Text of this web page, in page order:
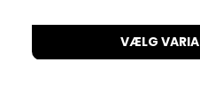
VÆLG